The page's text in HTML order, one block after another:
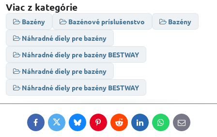
Viac z kategórie
Bazény Bazénové príslušenstvo
Bazény
Náhradné diely pre bazény
Náhradné diely pre bazény BESTWAY
Náhradné diely pre bazény
Náhradné diely pre bazény BESTWAY
FacebookTwitterBlueskyPinterestRedditLinkedInWhatsApp
E-
mail